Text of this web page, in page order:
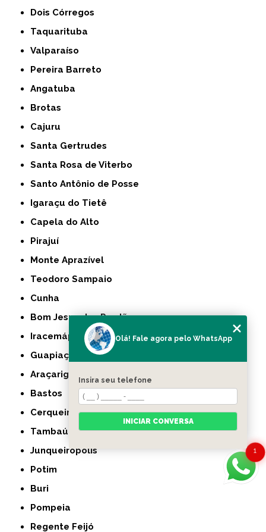
Dois Córregos
Taquarituba
Valparaíso
Pereira Barreto
Angatuba
Brotas
Cajuru
Santa Gertrudes
Santa Rosa de Viterbo
Santo Antônio de Posse
Igaraçu do Tietê
Capela do Alto
Pirajuí
Monte Aprazível
Teodoro Sampaio
Cunha
Bom Jesus dos Perdões
Iracemápolis
Guapiaçu
Araçariguama
Bastos
Cerqueira César
Tambaú
Junqueirópolis
Potim
Buri
Pompeia
Regente Feijó
1
Olá! Fale agora pelo WhatsApp
Insira seu telefone
INICIAR CONVERSA